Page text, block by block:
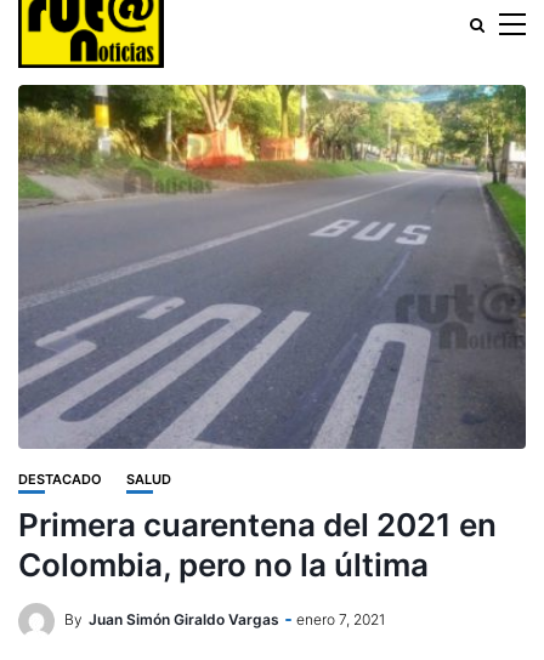
DESTACADO SALUD
Primera cuarentena del 2021 en
Colombia, pero no la última
By Juan Simón Giraldo Vargas enero 7, 2021